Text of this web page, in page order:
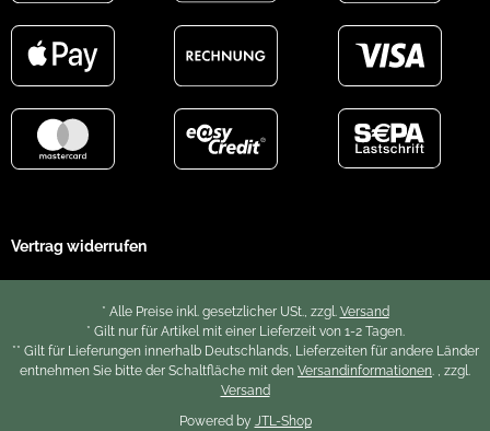
Vertrag widerrufen
* Alle Preise inkl. gesetzlicher USt., zzgl. Versand
* Gilt nur für Artikel mit einer Lieferzeit von 1-2 Tagen.
** Gilt für Lieferungen innerhalb Deutschlands, Lieferzeiten für andere Länder
entnehmen Sie bitte der Schaltfläche mit den Versandinformationen. , zzgl.
Versand
Powered by JTL-Shop